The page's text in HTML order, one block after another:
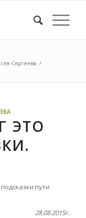
Сергеева /
ЭТО
пути
28.08.2015г.